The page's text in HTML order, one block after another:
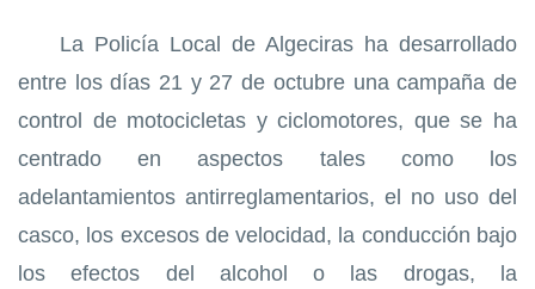
La Policía Local de Algeciras ha desarrollado
entre los días 21 y 27 de octubre una campaña de
control de motocicletas y ciclomotores, que se ha
centrado en aspectos tales como los
adelantamientos antirreglamentarios, el no uso del
casco, los excesos de velocidad, la conducción bajo
los efectos del alcohol o las drogas, la